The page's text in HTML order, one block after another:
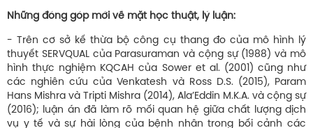
Những đóng góp mới về mặt học thuật, lý luận:
- Trên cơ sở kế thừa bộ công cụ thang đo của mô hình lý
thuyết SERVQUAL của Parasuraman và cộng sự (1988) và mô
hình thực nghiệm KQCAH của Sower et al. (2001) cũng như
các nghiên cứu của Venkatesh và Ross D.S. (2015), Param
Hans Mishra và Tripti Mishra (2014), Ala’Eddin M.K.A. và cộng sự
(2016); luận án đã làm rõ mối quan hệ giữa chất lượng dịch
vụ y tế và sự hài lòng của bệnh nhân trong bối cảnh các